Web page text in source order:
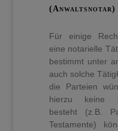
(Anwaltsnotar)
Für einige
eine notarielle
bestimmt unter
auch solche
die Parteien
hierzu keine
besteht (z.B.
Testamente)